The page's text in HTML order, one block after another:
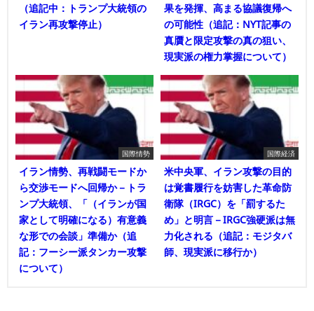
（追記中：トランプ大統領の
イラン再攻撃停止）
果を発揮、高まる協議復帰へ
の可能性（追記：NYT記事の
真贋と限定攻撃の真の狙い、
現実派の権力掌握について）
国際情勢
イラン情勢、再戦闘モードか
ら交渉モードへ回帰か－トラ
ンプ大統領、「（イランが国
家として明確になる）有意義
な形での会談」準備か（追
記：フーシー派タンカー攻撃
について）
国際経済
米中央軍、イラン攻撃の目的
は覚書履行を妨害した革命防
衛隊（IRGC）を「罰するた
め」と明言－IRGC強硬派は無
力化される（追記：モジタバ
師、現実派に移行か）